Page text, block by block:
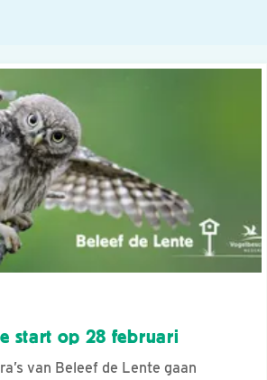
start op 28 februari
van Beleef de Lente gaan